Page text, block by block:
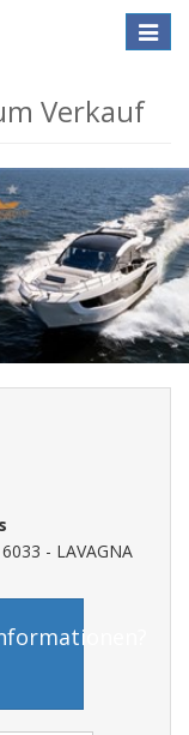
Toggle
Verkauf
- LAVAGNA